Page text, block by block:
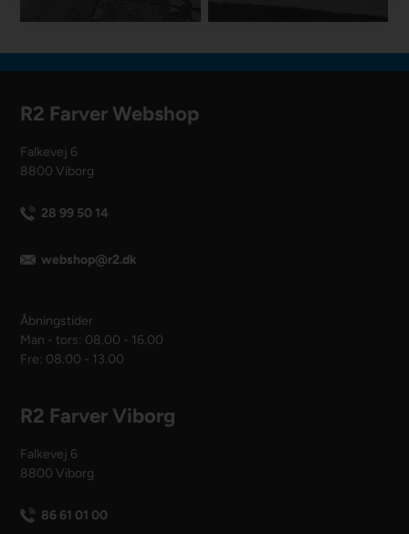
R2 Farver Webshop
Falkevej 6
8800 Viborg
28 99 50 14
webshop@r2.dk
Åbningstider
Man - tors: 08.00 - 16.00
Fre: 08.00 - 13.00
R2 Farver Viborg
Falkevej 6
8800 Viborg
86 61 01 00